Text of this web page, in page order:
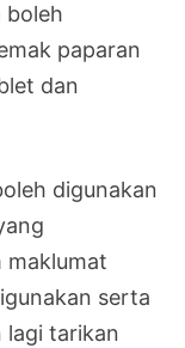
boleh
paparan
dan
digunakan
maklumat
serta
lagi tarikan